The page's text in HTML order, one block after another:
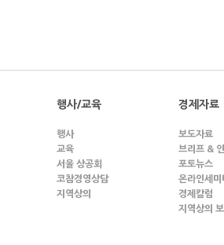
행사/교육
행사
교육
서울 상공회
코참경영상담
지역상의
경제자료
보도자료
브리프 &
포토뉴스
온라인세미
경제칼럼
지역상의